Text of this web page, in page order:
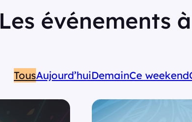
Les événements
TousAujourd’huiDemainCe weekend